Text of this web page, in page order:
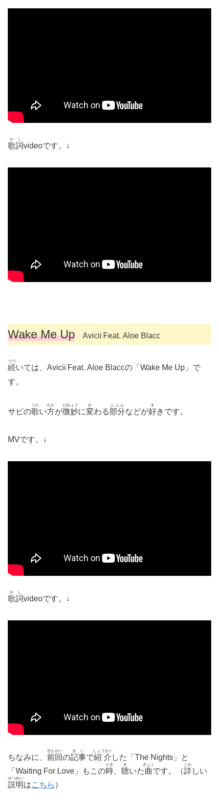
歌詞
かし
videoです。↓
Wake Me Up Avicii Feat. Aloe Blacc
続
つづ
いては、Avicii Feat. Aloe Blaccの「Wake Me Up」で
す。
サビの歌
うた
い方
かた
が微妙
びみょう
に変
か
わる部分
ぶぶん
などが好
す
きです。
MVです。↓
歌詞
かし
videoです。↓
ちなみに、 前回
ぜんかい
の記事
きじ
で紹介
しょうかい
した「The Nights」と
「Waiting For Love」もこの時
とき
聴
き
いた曲
きょく
です。（詳
くわ
しい
説明
せつめい
はこちら ）